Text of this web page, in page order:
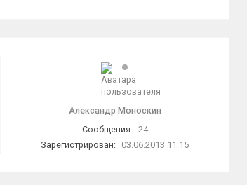
Александр Моноскин
Сообщения: 24
Зарегистрирован:
03.06.2013 11:15